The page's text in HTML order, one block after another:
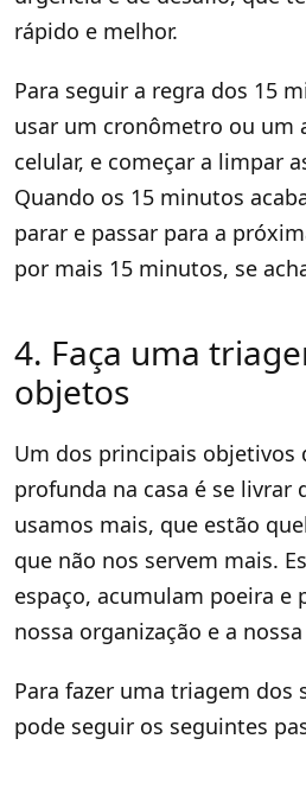
rápido e melhor.
Para seguir a regra dos 15
usar um cronômetro ou um
celular, e começar a limpar
Quando os 15 minutos
parar e passar para a
por mais 15 minutos, se
4. Faça uma
objetos
Um dos principais objetivos
profunda na casa é se livrar
usamos mais, que estão
que não nos servem mais.
espaço, acumulam poeira e
nossa organização e a
Para fazer uma triagem dos
pode seguir os seguintes